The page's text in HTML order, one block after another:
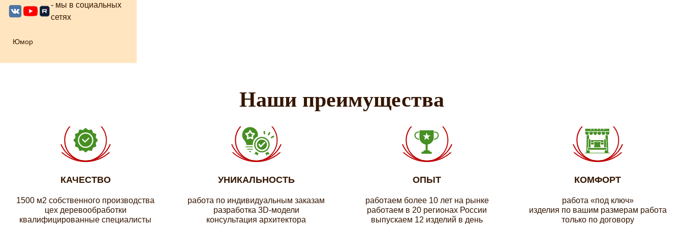
- мы в социальных
сетях
Юмор
Наши преимущества
КАЧЕСТВО
1500 м2 собственного производства
цех деревообработки
квалифицированные специалисты
УНИКАЛЬНОСТЬ
работа по индивидуальным заказам
разработка 3D-модели
консультация архитектора
ОПЫТ
работаем более 10 лет на рынке
работаем в 20 регионах России
выпускаем 12 изделий в день
КОМФОРТ
работа «под ключ»
изделия по вашим размерам работа
только по договору